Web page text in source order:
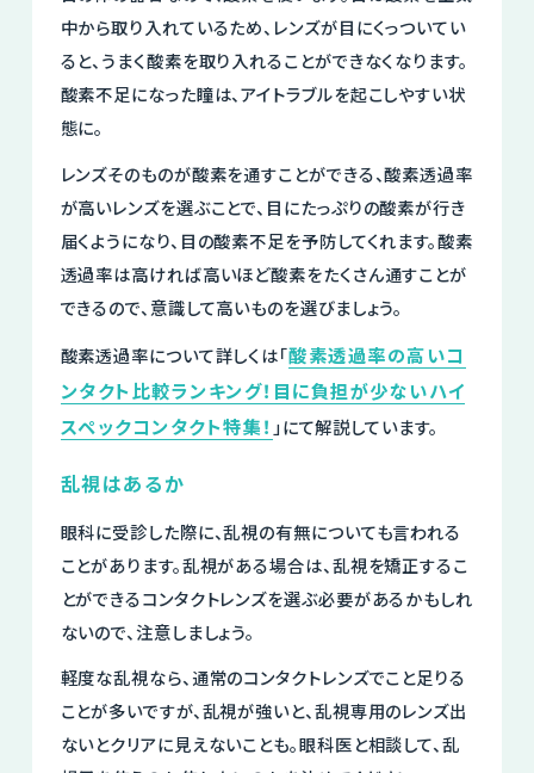
中から取り入れているため、レンズが目にくっついてい
ると、うまく酸素を取り入れることができなくなります。
酸素不足になった瞳は、アイトラブルを起こしやすい状
態に。
レンズそのものが酸素を通すことができる、酸素透過率
が高いレンズを選ぶことで、目にたっぷりの酸素が行き
届くようになり、目の酸素不足を予防してくれます。酸素
透過率は高ければ高いほど酸素をたくさん通すことが
できるので、意識して高いものを選びましょう。
酸素透過率について詳しくは「酸素透過率の高いコ
ンタクト比較ランキング！目に負担が少ないハイ
スペックコンタクト特集！ 」にて解説しています。
乱視はあるか
眼科に受診した際に、乱視の有無についても言われる
ことがあります。乱視がある場合は、乱視を矯正するこ
とができるコンタクトレンズを選ぶ必要があるかもしれ
ないので、注意しましょう。
軽度な乱視なら、通常のコンタクトレンズでこと足りる
ことが多いですが、乱視が強いと、乱視専用のレンズ出
ないとクリアに見えないことも。眼科医と相談して、乱